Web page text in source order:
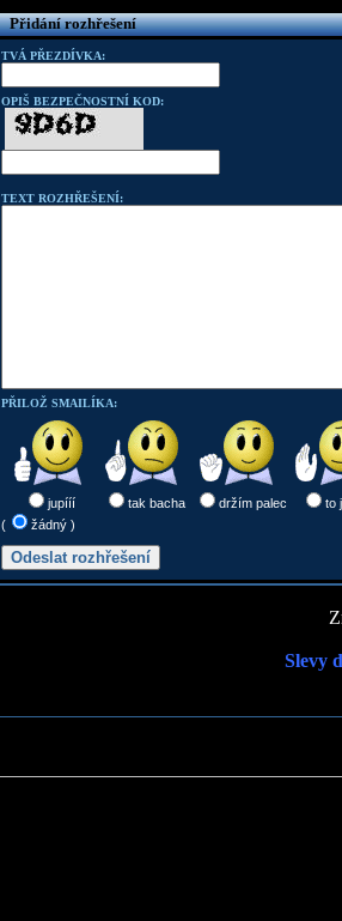
Přidání rozhřešení
TVÁ PŘEZDÍVKA:
OPIŠ BEZPEČNOSTNÍ KOD:
TEXT ROZHŘEŠENÍ:
PŘILOŽ SMAILÍKA:
jupííí tak bacha držím palec to
(
žádný )
Slevy